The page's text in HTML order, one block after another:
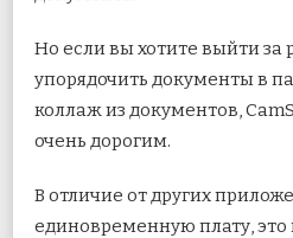
Но если вы хотите выйти
упорядочить документы в
коллаж из документов,
очень дорогим.
В отличие от других
единовременную плату,